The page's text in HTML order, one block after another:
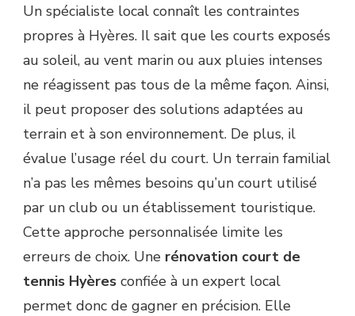
Un spécialiste local connaît les contraintes
propres à Hyères. Il sait que les courts exposés
au soleil, au vent marin ou aux pluies intenses
ne réagissent pas tous de la même façon. Ainsi,
il peut proposer des solutions adaptées au
terrain et à son environnement. De plus, il
évalue l’usage réel du court. Un terrain familial
n’a pas les mêmes besoins qu’un court utilisé
par un club ou un établissement touristique.
Cette approche personnalisée limite les
erreurs de choix. Une rénovation court de
tennis Hyères confiée à un expert local
permet donc de gagner en précision. Elle